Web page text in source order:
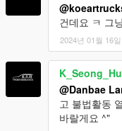
건데요 ㅋ 그
2024년 01월 16일
@Danbae
고 불법활동
바랄게요 ^"